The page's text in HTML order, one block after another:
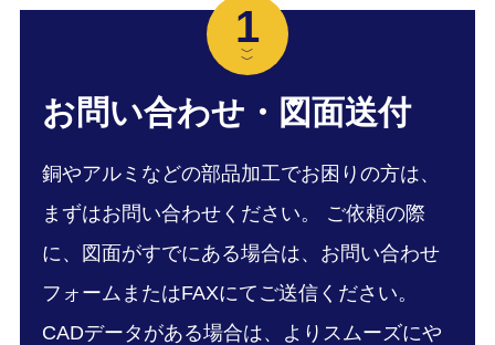
1
﹀
﹀
お問い合わせ・図面送付
銅やアルミなどの部品加工でお困りの方は、
まずはお問い合わせください。 ご依頼の際
に、図面がすでにある場合は、お問い合わせ
フォームまたはFAXにてご送信ください。
CADデータがある場合は、よりスムーズにや